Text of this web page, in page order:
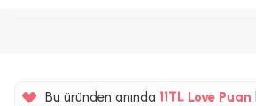
Bu üründen anında 11TL Love Puan